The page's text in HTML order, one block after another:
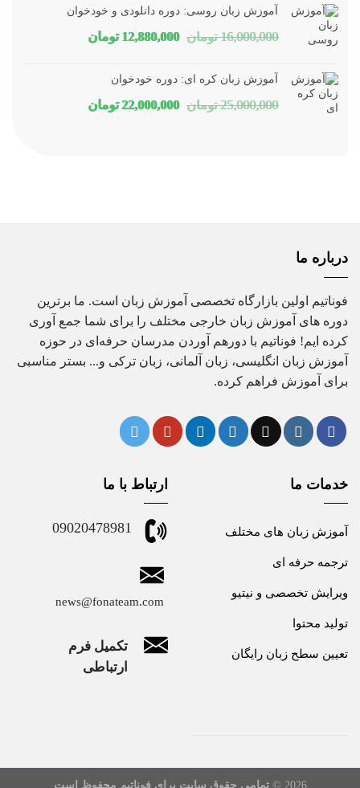
آموزش زبان روسی: دوره دانلودی و خودخوان
16,000,000 تومان قیمت
12,880,000 تومانقیمت
آموزش زبان کره ای: دوره خودخوان
25,000,000 تومان قیمت
22,000,000 تومانقیمت
درباره ما
فوناتیم اولین بازارگاه تخصصی آموزش زبان است. ما برترین
دوره های آموزش زبان خارجی مختلف را برای شما جمع آوری
کرده ایم! فوناتیم با دورهم آوردن مدرسان حرفه‌ای در حوزه
آموزش زبان انگلیسی، زبان آلمانی، زبان ترکی و... بستر مناسبی
برای آموزش فراهم کرده.
خدمات ما
آموزش زبان های مختلف
ترجمه حرفه ای
ویرایش تخصصی و نیتیو
تولید محتوا
تعیین سطح زبان رایگان
ارتباط با ما
09020478981
news@fonateam.com
تکمیل فرم
ارتباطی
2026 © تمامی حقوق سایت برای فوناتیم محفوظ است